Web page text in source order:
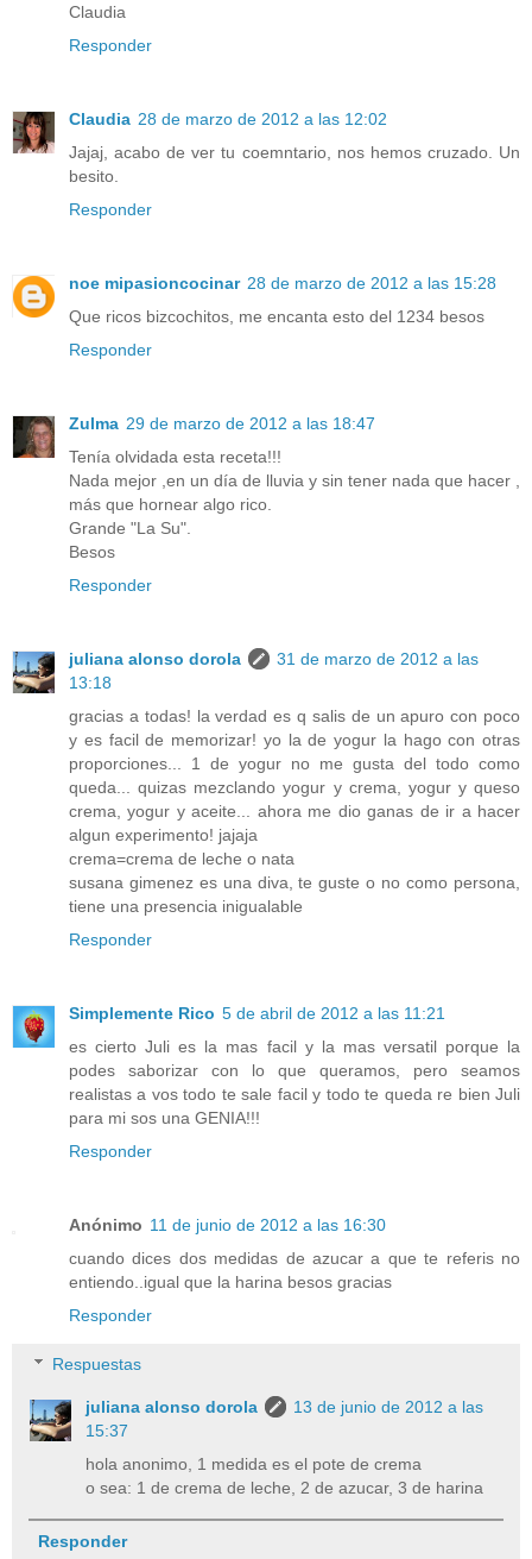
Claudia
Responder
Claudia 28 de marzo de 2012 a las 12:02
Jajaj, acabo de ver tu coemntario, nos hemos cruzado. Un
besito.
Responder
noe mipasioncocinar 28 de marzo de 2012 a las 15:28
Que ricos bizcochitos, me encanta esto del 1234 besos
Responder
Zulma 29 de marzo de 2012 a las 18:47
Tenía olvidada esta receta!!!
Nada mejor ,en un día de lluvia y sin tener nada que hacer ,
más que hornear algo rico.
Grande "La Su".
Besos
Responder
juliana alonso dorola
31 de marzo de 2012 a las
13:18
gracias a todas! la verdad es q salis de un apuro con poco
y es facil de memorizar! yo la de yogur la hago con otras
proporciones... 1 de yogur no me gusta del todo como
queda... quizas mezclando yogur y crema, yogur y queso
crema, yogur y aceite... ahora me dio ganas de ir a hacer
algun experimento! jajaja
crema=crema de leche o nata
susana gimenez es una diva, te guste o no como persona,
tiene una presencia inigualable
Responder
Simplemente Rico 5 de abril de 2012 a las 11:21
es cierto Juli es la mas facil y la mas versatil porque la
podes saborizar con lo que queramos, pero seamos
realistas a vos todo te sale facil y todo te queda re bien Juli
para mi sos una GENIA!!!
Responder
Anónimo 11 de junio de 2012 a las 16:30
cuando dices dos medidas de azucar a que te referis no
entiendo..igual que la harina besos gracias
Responder
Respuestas
juliana alonso dorola
13 de junio de 2012 a las
15:37
hola anonimo, 1 medida es el pote de crema
o sea: 1 de crema de leche, 2 de azucar, 3 de harina
Responder